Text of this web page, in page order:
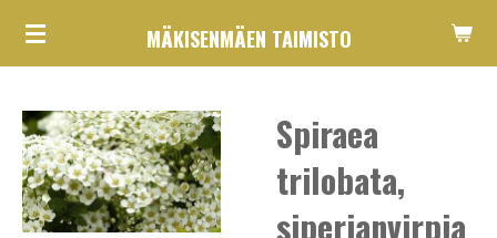
Siirry
MÄKISENMÄEN TAIMISTO
Spiraea
trilobata,
siperianvirpia